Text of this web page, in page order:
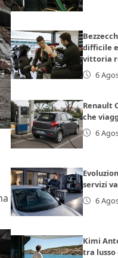
difficile
vittoria
6
Renault
che
6
servizi
6
Kimi
tra lusso